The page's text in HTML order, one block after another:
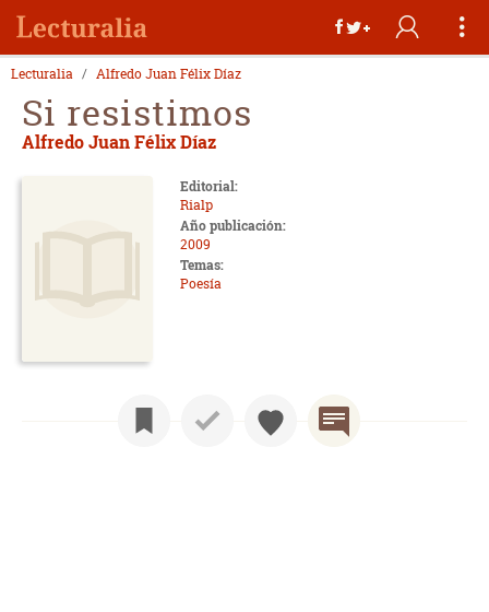
Lecturalia Alfredo Juan Félix Díaz
Si resistimos
Alfredo Juan Félix Díaz
Editorial:
Rialp
Año publicación:
2009
Temas:
Poesía